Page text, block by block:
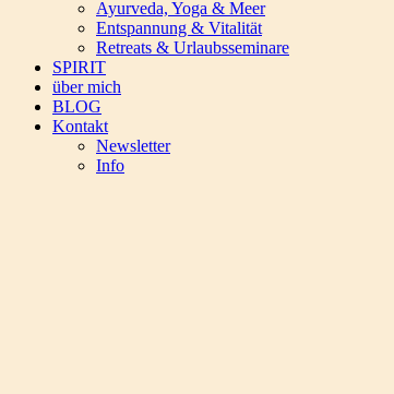
Ayurveda, Yoga & Meer
Entspannung & Vitalität
Retreats & Urlaubsseminare
SPIRIT
über mich
BLOG
Kontakt
Newsletter
Info